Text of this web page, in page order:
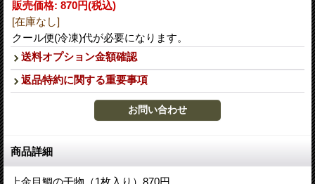
販売価格: 870円(税込)
[在庫なし]
クール便(冷凍)代が必要になります。
送料オプション金額確認
返品特約に関する重要事項
商品詳細
上金目鯛の干物（1枚入り）870円